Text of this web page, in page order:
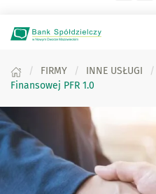
FIRMY INNE USŁUGI
Finansowej PFR 1.0